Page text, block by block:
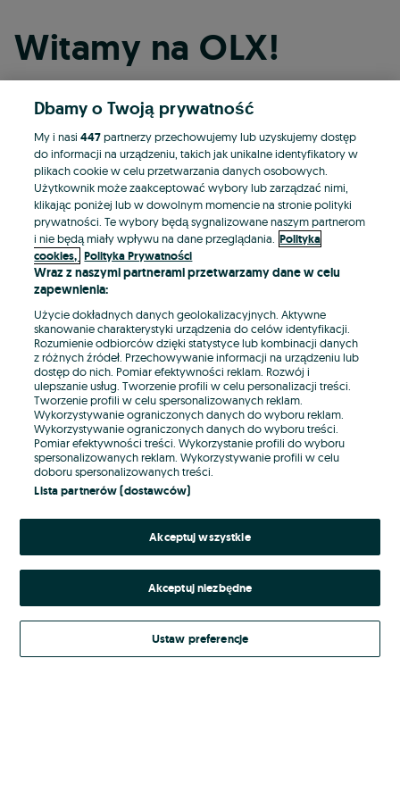
Witamy na OLX!
Kontynuuj przez Facebooka
Kontynuuj przez konto Apple
Kontynuuj przez konto Google
LUB
E-mail
Hasło
Nie pamiętasz hasła?
Zaloguj się
Kontynuując za pośrednictwem jednego z dostawców wskazanych powyżej,
Regulamin serwisuOLX.pl w jego aktualnym brzmieniu.
Dbamy o Twoją prywatność
My i nasi447partnerzy przechowujemy lub uzyskujemy dostęp
do informacji na urządzeniu, takich jak unikalne identyfikatory w
plikach cookie w celu przetwarzania danych osobowych.
Użytkownik może zaakceptować wybory lub zarządzać nimi,
klikając poniżej lub w dowolnym momencie na stronie polityki
prywatności. Te wybory będą sygnalizowane naszym partnerom
i nie będą miały wpływu na dane przeglądania. Polityka
cookies, Polityka Prywatności
Wraz z naszymi partnerami przetwarzamy dane w celu
zapewnienia:
Użycie dokładnych danych geolokalizacyjnych. Aktywne
skanowanie charakterystyki urządzenia do celów identyfikacji.
Rozumienie odbiorców dzięki statystyce lub kombinacji danych
z różnych źródeł. Przechowywanie informacji na urządzeniu lub
dostęp do nich. Pomiar efektywności reklam. Rozwój i
ulepszanie usług. Tworzenie profili w celu personalizacji treści.
Tworzenie profili w celu spersonalizowanych reklam.
Wykorzystywanie ograniczonych danych do wyboru reklam.
Wykorzystywanie ograniczonych danych do wyboru treści.
Pomiar efektywności treści. Wykorzystanie profili do wyboru
spersonalizowanych reklam. Wykorzystywanie profili w celu
doboru spersonalizowanych treści.
Lista partnerów (dostawców)
Akceptuj wszystkie
Akceptuj niezbędne
Ustaw preferencje